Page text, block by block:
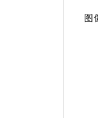
图像